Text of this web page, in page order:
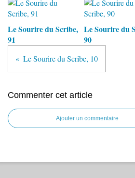
Le Sourire du Scribe,
91
Le Sourire du
90
Le Sourire du Scribe, 10
Commenter cet article
Ajouter un commentaire